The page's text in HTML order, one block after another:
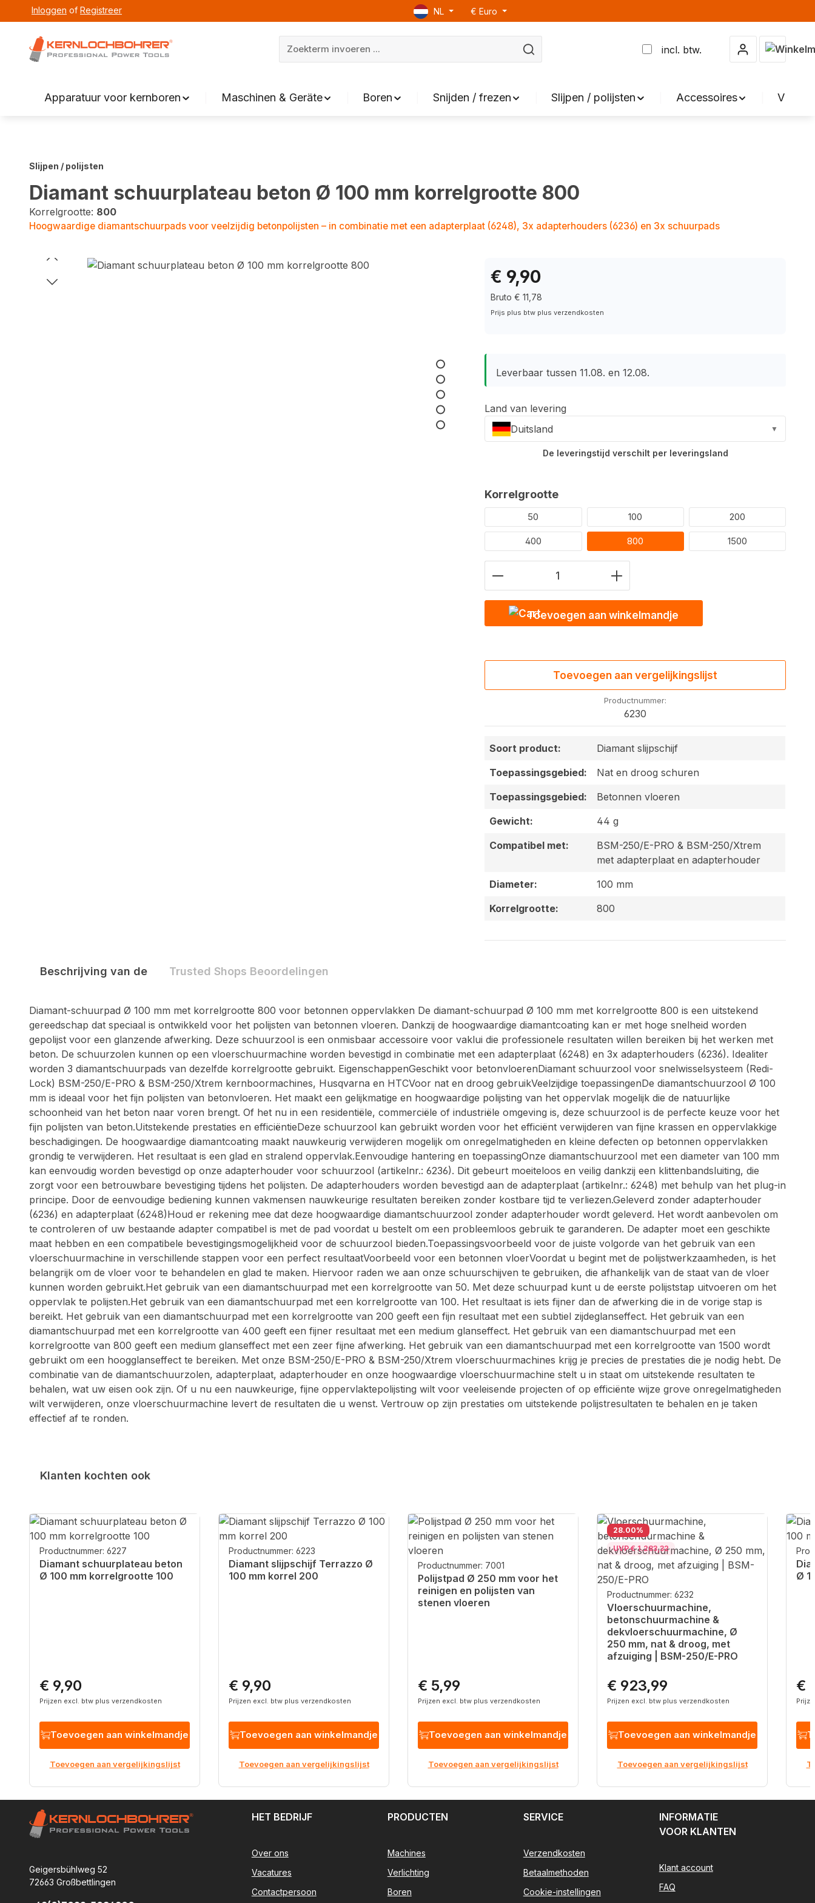
Overslaan naar hoofdnavigatie
Inloggen of Registreer NL € Euro
incl. btw.
Apparatuur voor kernboren Maschinen & Geräte Boren Snijden / frezen Slijpen / polijsten Accessoires
Slijpen / polijsten
Diamant schuurplateau beton Ø 100 mm korrelgrootte 800
Korrelgrootte: 800
Hoogwaardige diamantschuurpads voor veelzijdig betonpolijsten – in combinatie met een adapterplaat (6248), 3x adapterhouders (6236) en 3x schuurpads
Fotogalerij overslaan
€ 9,90
Bruto € 11,78
Prijs plus btw plus verzendkosten
Leverbaar tussen 11.08. en 12.08.
Land van levering
Duitsland
▼
De leveringstijd verschilt per leveringsland
Selecteer
Korrelgrootte
50 100 200
400 800 1500
Hoeveelheid product: Voer de gewenste
Toevoegen aan winkelmandje
Toevoegen aan vergelijkingslijst
Productnummer:
6230
Soort product:
Diamant slijpschijf
Toepassingsgebied:
Nat en droog schuren
Toepassingsgebied:
Betonnen vloeren
Gewicht:
44 g
Compatibel met:
BSM-250/E-PRO & BSM-250/Xtrem
met adapterplaat en adapterhouder
Diameter:
100 mm
Korrelgrootte:
800
Beschrijving van de Trusted Shops Beoordelingen
Diamant-schuurpad Ø 100 mm met korrelgrootte 800 voor betonnen oppervlakken De diamant-schuurpad Ø 100 mm met korrelgrootte 800 is een uitstekend
gereedschap dat speciaal is ontwikkeld voor het polijsten van betonnen vloeren. Dankzij de hoogwaardige diamantcoating kan er met hoge snelheid worden
gepolijst voor een glanzende afwerking. Deze schuurzool is een onmisbaar accessoire voor vaklui die professionele resultaten willen bereiken bij het werken met
beton. De schuurzolen kunnen op een vloerschuurmachine worden bevestigd in combinatie met een adapterplaat (6248) en 3x adapterhouders (6236). Idealiter
worden 3 diamantschuurpads van dezelfde korrelgrootte gebruikt. EigenschappenGeschikt voor betonvloerenDiamant schuurzool voor snelwisselsysteem (Redi-
Lock) BSM-250/E-PRO & BSM-250/Xtrem kernboormachines, Husqvarna en HTCVoor nat en droog gebruikVeelzijdige toepassingenDe diamantschuurzool Ø 100
mm is ideaal voor het fijn polijsten van betonvloeren. Het maakt een gelijkmatige en hoogwaardige polijsting van het oppervlak mogelijk die de natuurlijke
schoonheid van het beton naar voren brengt. Of het nu in een residentiële, commerciële of industriële omgeving is, deze schuurzool is de perfecte keuze voor het
fijn polijsten van beton.Uitstekende prestaties en efficiëntieDeze schuurzool kan gebruikt worden voor het efficiënt verwijderen van fijne krassen en oppervlakkige
beschadigingen. De hoogwaardige diamantcoating maakt nauwkeurig verwijderen mogelijk om onregelmatigheden en kleine defecten op betonnen oppervlakken
grondig te verwijderen. Het resultaat is een glad en stralend oppervlak.Eenvoudige hantering en toepassingOnze diamantschuurzool met een diameter van 100 mm
kan eenvoudig worden bevestigd op onze adapterhouder voor schuurzool (artikelnr.: 6236). Dit gebeurt moeiteloos en veilig dankzij een klittenbandsluiting, die
zorgt voor een betrouwbare bevestiging tijdens het polijsten. De adapterhouders worden bevestigd aan de adapterplaat (artikelnr.: 6248) met behulp van het plug-in
principe. Door de eenvoudige bediening kunnen vakmensen nauwkeurige resultaten bereiken zonder kostbare tijd te verliezen.Geleverd zonder adapterhouder
(6236) en adapterplaat (6248)Houd er rekening mee dat deze hoogwaardige diamantschuurzool zonder adapterhouder wordt geleverd. Het wordt aanbevolen om
te controleren of uw bestaande adapter compatibel is met de pad voordat u bestelt om een probleemloos gebruik te garanderen. De adapter moet een geschikte
maat hebben en een compatibele bevestigingsmogelijkheid voor de schuurzool bieden.Toepassingsvoorbeeld voor de juiste volgorde van het gebruik van een
vloerschuurmachine in verschillende stappen voor een perfect resultaatVoorbeeld voor een betonnen vloerVoordat u begint met de polijstwerkzaamheden, is het
belangrijk om de vloer voor te behandelen en glad te maken. Hiervoor raden we aan onze schuurschijven te gebruiken, die afhankelijk van de staat van de vloer
kunnen worden gebruikt.Het gebruik van een diamantschuurpad met een korrelgrootte van 50. Met deze schuurpad kunt u de eerste polijststap uitvoeren om het
oppervlak te polijsten.Het gebruik van een diamantschuurpad met een korrelgrootte van 100. Het resultaat is iets fijner dan de afwerking die in de vorige stap is
bereikt. Het gebruik van een diamantschuurpad met een korrelgrootte van 200 geeft een fijn resultaat met een subtiel zijdeglanseffect. Het gebruik van een
diamantschuurpad met een korrelgrootte van 400 geeft een fijner resultaat met een medium glanseffect. Het gebruik van een diamantschuurpad met een
korrelgrootte van 800 geeft een medium glanseffect met een zeer fijne afwerking. Het gebruik van een diamantschuurpad met een korrelgrootte van 1500 wordt
gebruikt om een hoogglanseffect te bereiken. Met onze BSM-250/E-PRO & BSM-250/Xtrem vloerschuurmachines krijg je precies de prestaties die je nodig hebt. De
combinatie van de diamantschuurzolen, adapterplaat, adapterhouder en onze hoogwaardige vloerschuurmachine stelt u in staat om uitstekende resultaten te
behalen, wat uw eisen ook zijn. Of u nu een nauwkeurige, fijne oppervlaktepolijsting wilt voor veeleisende projecten of op efficiënte wijze grove onregelmatigheden
wilt verwijderen, onze vloerschuurmachine levert de resultaten die u wenst. Vertrouw op zijn prestaties om uitstekende polijstresultaten te behalen en je taken
effectief af te ronden.
Klanten kochten ook
Productgalerij overslaan
Productnummer: 6227
Diamant schuurplateau beton
Ø 100 mm korrelgrootte 100
Normale prijs:
€ 9,90
Prijzen excl. btw plus verzendkosten
Toevoegen aan winkelmandje
Toevoegen aan vergelijkingslijst
Productnummer: 6223
Diamant slijpschijf Terrazzo Ø
100 mm korrel 200
Normale prijs:
€ 9,90
Prijzen excl. btw plus verzendkosten
Toevoegen aan winkelmandje
Toevoegen aan vergelijkingslijst
Productnummer: 7001
Polijstpad Ø 250 mm voor het
reinigen en polijsten van
stenen vloeren
Normale prijs:
€ 5,99
Prijzen excl. btw plus verzendkosten
Toevoegen aan winkelmandje
Toevoegen aan vergelijkingslijst
28.00
Korting%
UVP € 1.283,32
Productnummer: 6232
Vloerschuurmachine,
betonschuurmachine &
dekvloerschuurmachine, Ø
250 mm, nat & droog, met
afzuiging | BSM-250/E-PRO
Normale prijs:
€ 923,99
Prijzen excl. btw plus verzendkosten
Toevoegen aan winkelmandje
Toevoegen aan vergelijkingslijst
Ø
€
Geigersbühlweg 52
72663 Großbettlingen
HET BEDRIJF
Over ons
Vacatures
Contactpersoon
PRODUCTEN
Machines
Verlichting
Boren
SERVICE
Verzendkosten
Betaalmethoden
Cookie-instellingen
INFORMATIE
VOOR KLANTEN
Klant account
FAQ